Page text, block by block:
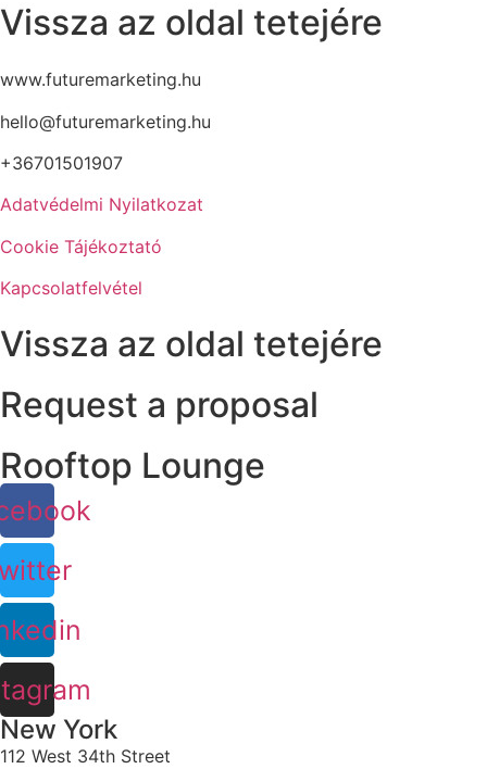
Vissza az oldal tetejére
www.futuremarketing.hu
hello@futuremarketing.hu
+36701501907
Adatvédelmi Nyilatkozat
Cookie Tájékoztató
Kapcsolatfelvétel
Vissza az oldal tetejére
Request a proposal
Rooftop Lounge
New York
112 West 34th Street